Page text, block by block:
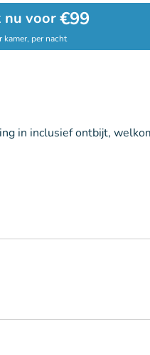
nu voor€99
kamer, per nacht
in inclusief ontbijt,